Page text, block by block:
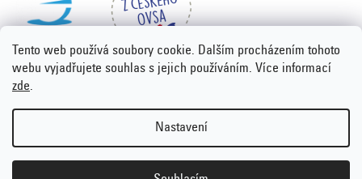
Tento web používá soubory cookie. Dalším procházením tohoto
webu vyjadřujete souhlas s jejich používáním. Více informací
zde.
Nastavení
Vytvořil Shoptet Premium
nastavení cookies